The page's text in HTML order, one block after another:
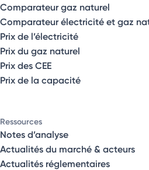
Comparateur gaz naturel
Comparateur électricité et gaz
Prix de l’électricité
Prix du gaz naturel
Prix des CEE
Prix de la capacité
Ressources
Notes d’analyse
Actualités du marché & acteurs
Actualités réglementaires